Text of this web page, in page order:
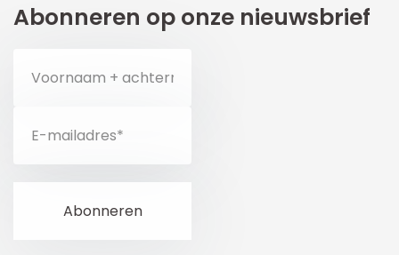
Abonneren op onze nieuwsbrief